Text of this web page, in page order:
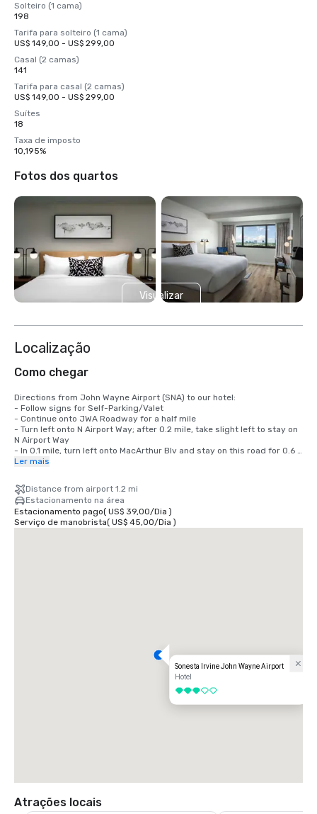
Solteiro (1 cama)
198
Tarifa para solteiro (1 cama)
US$ 149,00 - US$ 299,00
Casal (2 camas)
141
Tarifa para casal (2 camas)
US$ 149,00 - US$ 299,00
Suítes
18
Taxa de imposto
10,195%
Fotos dos quartos
Visualizar
Localização
Como chegar
Directions from John Wayne Airport (SNA) to our hotel:
- Follow signs for Self-Parking/Valet
- Continue onto JWA Roadway for a half mile
- Turn left onto N Airport Way; after 0.2 mile, take slight left to stay on
N Airport Way
- In 0.1 mile, turn left onto MacArthur Blv and stay on this road for 0.6
mile.
- After 0.2 mile, turn left and the Sonesta Irvine will be on your left.
Ler mais
Distance from airport 1.2 mi
Estacionamento na área
Estacionamento pago( US$ 39,00/Dia )
Serviço de manobrista( US$ 45,00/Dia )
Sonesta Irvine John Wayne Airport
Hotel
3 de 5
Atrações locais